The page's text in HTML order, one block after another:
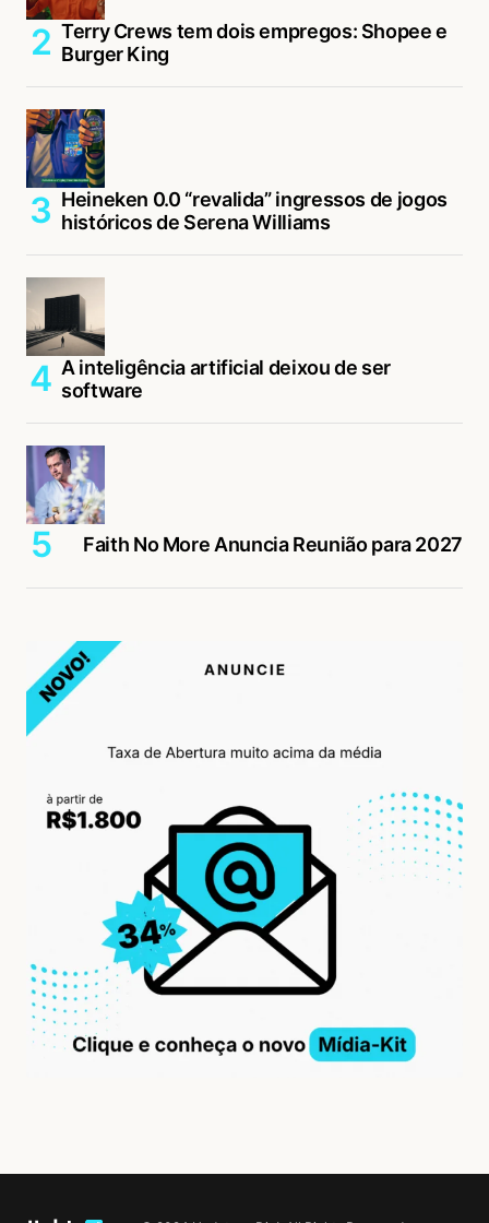
Terry Crews tem dois empregos: Shopee e
Burger King
Heineken 0.0 “revalida” ingressos de jogos
históricos de Serena Williams
A inteligência artificial deixou de ser
software
Faith No More Anuncia Reunião para 2027